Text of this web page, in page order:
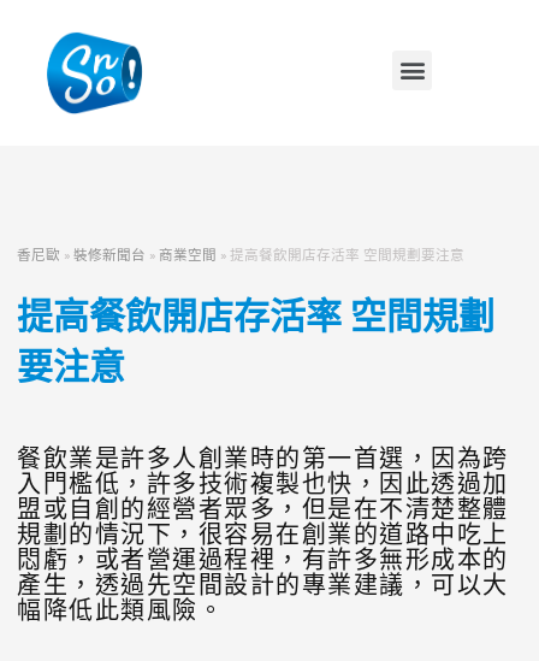
香尼歐 »裝修新聞台 » 商業空間 »提高餐飲開店存活率 空間規劃要注意
提高餐飲開店存活率 空間規劃
要注意
餐飲業是許多人創業時的第一首選，因為跨
入門檻低，許多技術複製也快，因此透過加
盟或自創的經營者眾多，但是在不清楚整體
規劃的情況下，很容易在創業的道路中吃上
悶虧，或者營運過程裡，有許多無形成本的
產生，透過先空間設計的專業建議，可以大
幅降低此類風險。